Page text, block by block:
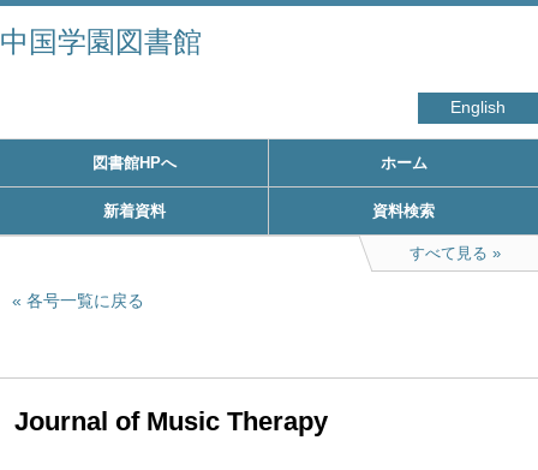
中国学園図書館
English
図書館HPへ ホーム
新着資料 資料検索
すべて見る
各号一覧に戻る
Journal of Music Therapy